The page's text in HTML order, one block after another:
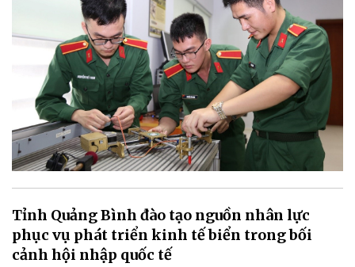
Tỉnh Quảng Bình đào tạo nguồn nhân lực
phục vụ phát triển kinh tế biển trong bối
cảnh hội nhập quốc tế